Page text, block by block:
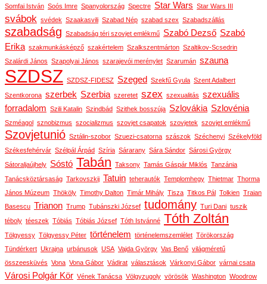
Somfai István Soós Imre Spanyolország Spectre Star Wars Star Wars III
svábok svédek Szaakasvili Szabad Nép szabad szex Szabadszállás
szabadság Szabadság téri szovjet emlékmű Szabó Dezső Szabó
Erika szakmunkásképző szakértelem Szalkszentmárton Szaltikov-Scsedrin
Szalárdi János Szapolyai János szarajevói merénylet Szarumán szauna
SZDSZ SZDSZ-FIDESZ Szeged Szekfű Gyula Szent Adalbert
Szentkorona szerbek Szerbia szeretet szex szexualitás szexuális
forradalom Szili Katalin Szindbád Szithek bosszúja Szlovákia Szlovénia
Szméagol sznobizmus szocializmus szovjet csapatok szovjetek szovjet emlékmű
Szovjetunió Sztálin-szobor Szuezi-csatorna szászok Széchenyi Székelyföld
Székesfehérvár Szélpál Árpád Szíria Sárarany Sára Sándor Sárosi György
Sátoraljaújhely Sóstó Tabán Taksony Tamás Gáspár Miklós Tanzánia
Tanácsköztársaság Tarkovszkij Tatuin teherautók Templomhegy Thietmar Thorma
János Múzeum Thököly Timothy Dalton Timár Mihály Tisza Titkos Pál Tolkien Traian
Basescu Trianon Trump Tubánszki József tudomány Turi Dani tuszik
téboly téeszek Tóbiás Tóbiás József Tóth Istvánné Tóth Zoltán
Tölgyessy Tölgyessy Péter történelem történelemszemlélet Törökország
Tündérkert Ukrajna urbánusok USA Vajda György Vas Benő világméretű
összeesküvés Vona Vona Gábor Vádirat választások Várkonyi Gábor várnai csata
Városi Polgár Kör Vének Tanácsa Völgyzugoly vörösök Washington Woodrow